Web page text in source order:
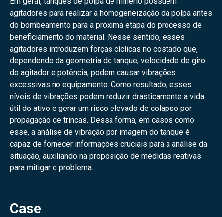
agitadores para realizar a homogeneização da polpa antes
do bombeamento para a próxima etapa do processo de
beneficiamento do material. Nesse sentido, esses
agitadores introduzem forças cíclicas no costado que,
dependendo da geometria do tanque, velocidade de giro
do agitador e potência, podem causar vibrações
excessivas no equipamento. Como resultado, esses
níveis de vibrações podem reduzir drasticamente a vida
útil do ativo e gerar um risco elevado de colapso por
propagação de trincas. Dessa forma, em casos como
esse, a análise de vibração por imagem do tanque é
capaz de fornecer informações cruciais para a análise da
situação, auxiliando na proposição de medidas reativas
para mitigar o problema.
Case